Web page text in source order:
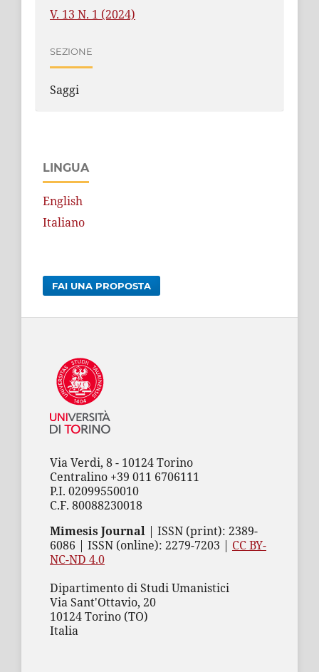
V. 13 N. 1 (2024)
SEZIONE
Saggi
LINGUA
English
Italiano
FAI UNA PROPOSTA
Via Verdi, 8 - 10124 Torino
Centralino +39 011 6706111
P.I. 02099550010
C.F. 80088230018
Mimesis Journal| ISSN (print): 2389-
6086 | ISSN (online): 2279-7203 | CC BY-
NC-ND 4.0
Dipartimento di Studi Umanistici
Via Sant'Ottavio, 20
10124 Torino (TO)
Italia